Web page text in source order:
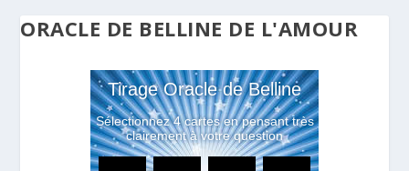
ORACLE DE BELLINE DE L'AMOUR